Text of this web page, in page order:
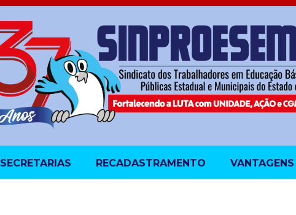
SECRETARIAS RECADASTRAMENTO VANTAGENS